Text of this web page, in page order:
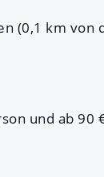
(0,1 km
und ab